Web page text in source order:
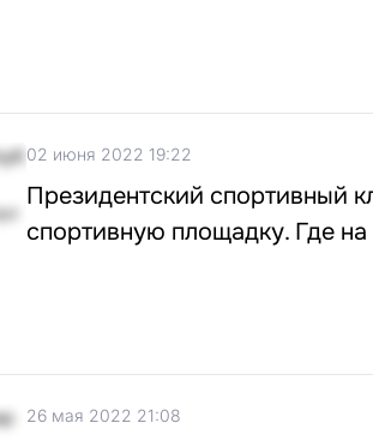
02 июня 2022 19:22
Президентский спортивный
спортивную площадку. Где на
26 мая 2022 21:08